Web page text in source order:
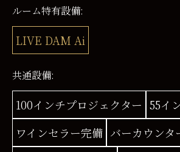
ルーム特有設備:
LIVE DAM Ai
共通設備:
100インチプロジェクター 55イ
ワインセラー完備 バーカウンタ